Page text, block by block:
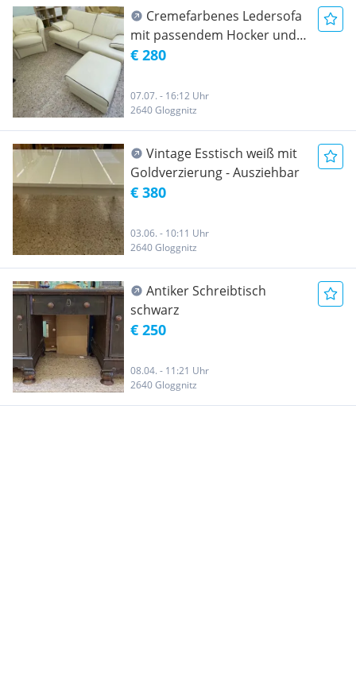
Cremefarbenes Ledersofa
mit passendem Hocker und
Sessel
€ 280
07.07. - 16:12 Uhr
2640 Gloggnitz
Vintage Esstisch weiß mit
Goldverzierung - Ausziehbar
€ 380
03.06. - 10:11 Uhr
2640 Gloggnitz
Antiker Schreibtisch
schwarz
€ 250
08.04. - 11:21 Uhr
2640 Gloggnitz